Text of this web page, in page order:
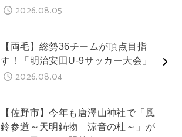
2026.08.05
【両毛】総勢36チームが頂点目指
す！「明治安田U-9サッカー大会」
2026.08.04
【佐野市】今年も唐澤山神社で「風
鈴参道～天明鋳物 涼音の杜～」が